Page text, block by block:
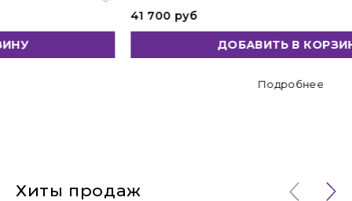
ДОБАВИТЬ В КОРЗИНУ
Хиты продаж